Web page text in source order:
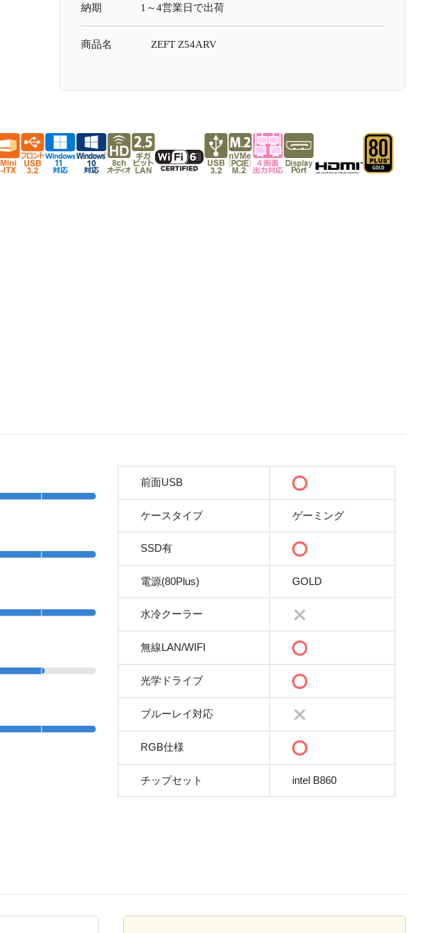
納期 1～4営業日で出荷
商品名 ZEFT Z54ARV
前面USB
ケースタイプ ゲーミング
SSD有
電源(80Plus) GOLD
水冷クーラー
無線LAN/WIFI
光学ドライブ
ブルーレイ対応
RGB仕様
チップセット intel B860